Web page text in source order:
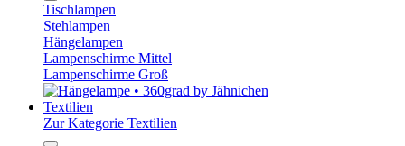
Tischlampen
Stehlampen
Hängelampen
Lampenschirme Mittel
Lampenschirme Groß
Textilien
Zur Kategorie Textilien